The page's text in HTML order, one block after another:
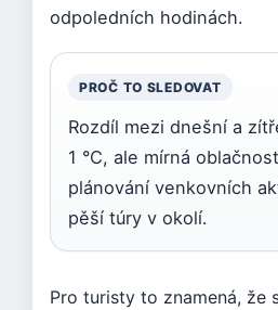
odpoledních hodinách.
PROČ TO SLEDOVAT
Rozdíl mezi dnešní a
1 °C, ale mírná
plánování venkovních
pěší túry v okolí.
Pro turisty to znamená, že